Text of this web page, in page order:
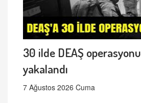
30 ilde DEAŞ
yakalandı
7 Ağustos 2026 Cuma